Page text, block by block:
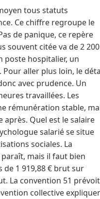
tous statuts
Ce chiffre regroupe le
de panique, ce repère
souvent citée va de 2
poste hospitalier, un
aller plus loin, le
avec prudence. Un
travaillées. Les
rémunération stable,
Quel est le salaire
salarié se situe
sociales. La
paraît, mais il faut bien
1 919,88 € brut sur
La convention 51 prévoit
collective